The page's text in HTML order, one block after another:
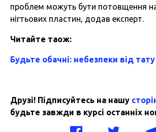
проблем можуть бути потовщення
нігтьових пластин, додав експерт.
Читайте таож:
Будьте обачні: небезпеки від
Друзі! Підписуйтесь на нашу
будьте завжди в курсі останніх